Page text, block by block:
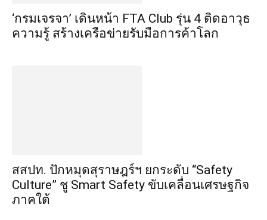
‘กรมเจรจา’ เดินหน้า FTA Club รุ่น 4 ติดอาวุธ
ความรู้ สร้างเครือข่ายรับมือการค้าโลก
สสปท. ปักหมุดสุราษฎร์ฯ ยกระดับ “Safety
Culture” ชู Smart Safety ขับเคลื่อนเศรษฐกิจ
ภาคใต้